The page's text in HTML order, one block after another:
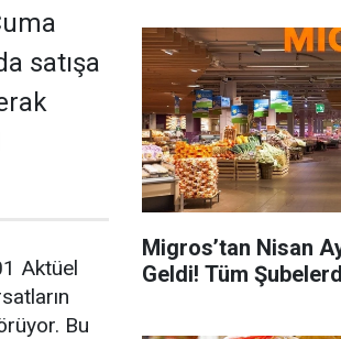
satışa
Aktüel
Bu
Migros’tan Nisan
Geldi! Tüm